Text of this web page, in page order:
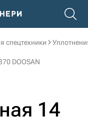
спецтехники
DOOSAN
14